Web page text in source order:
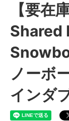
【要在
Shared
ノーボ
インダ